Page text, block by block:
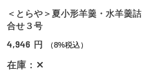
＜とらや＞夏小形羊羹・水羊羹詰
合せ３号
4,946 円 （8%税込）
在庫：✕